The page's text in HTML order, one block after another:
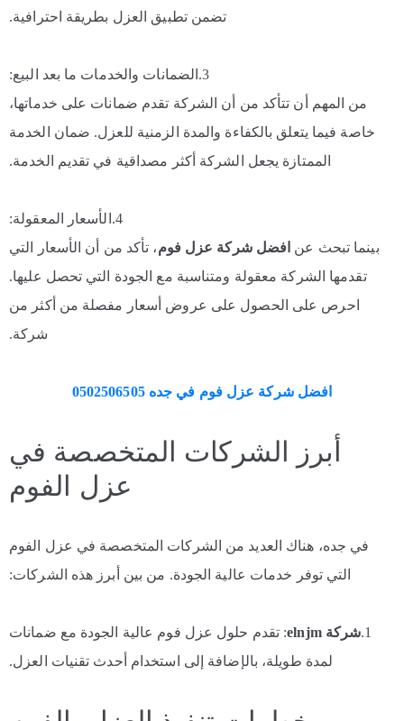
تضمن تطبيق العزل بطريقة احترافية.
3.الضمانات والخدمات ما بعد البيع:
من المهم أن تتأكد من أن الشركة تقدم ضمانات على خدماتها،
خاصة فيما يتعلق بالكفاءة والمدة الزمنية للعزل. ضمان الخدمة
الممتازة يجعل الشركة أكثر مصداقية في تقديم الخدمة.
4.الأسعار المعقولة:
بينما تبحث عن افضل شركة عزل فوم، تأكد من أن الأسعار التي
تقدمها الشركة معقولة ومتناسبة مع الجودة التي تحصل عليها.
احرص على الحصول على عروض أسعار مفصلة من أكثر من
شركة.
افضل شركة عزل فوم في جده 0502506505
أبرز الشركات المتخصصة في
عزل الفوم
في جده، هناك العديد من الشركات المتخصصة في عزل الفوم
التي توفر خدمات عالية الجودة. من بين أبرز هذه الشركات:
1. شركة elnjm
: تقدم حلول عزل فوم عالية الجودة مع ضمانات
لمدة طويلة، بالإضافة إلى استخدام أحدث تقنيات العزل.